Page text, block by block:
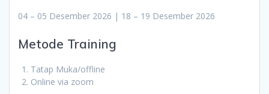
04 – 05 Desember 2026 | 18 – 19 Desember 2026
Metode Training
Tatap Muka/offline
Online via zoom